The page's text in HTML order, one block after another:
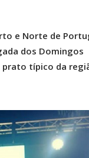
e Norte de
dos Domingos
prato típico da